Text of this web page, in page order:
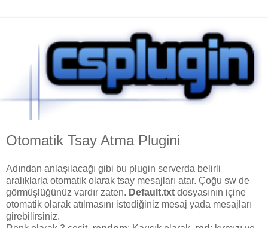
Otomatik Tsay Atma Plugini
Adından anlaşılacağı gibi bu plugin serverda belirli
aralıklarla otomatik olarak tsay mesajları atar. Çoğu sw de
görmüşlüğünüz vardır zaten. Default.txt dosyasının içine
otomatik olarak atılmasını istediğiniz mesaj yada mesajları
girebilirsiniz.